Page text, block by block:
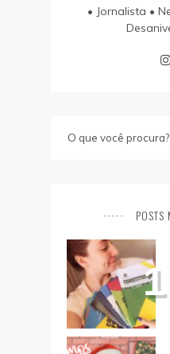
• Jornalista •
1